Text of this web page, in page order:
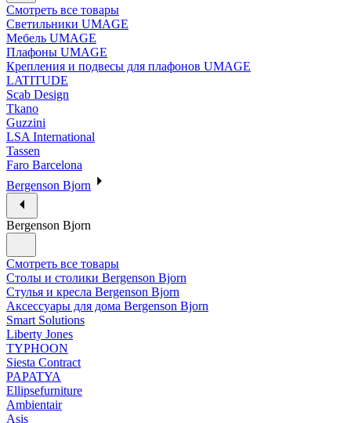
Смотреть все товары
Светильники UMAGE
Мебель UMAGE
Плафоны UMAGE
Крепления и подвесы для плафонов UMAGE
LATITUDE
Scab Design
Tkano
Guzzini
LSA International
Tassen
Faro Barcelona
Bergenson Bjorn
Bergenson Bjorn
Смотреть все товары
Столы и столики Bergenson Bjorn
Стулья и кресла Bergenson Bjorn
Аксессуары для дома Bergenson Bjorn
Smart Solutions
Liberty Jones
TYPHOON
Siesta Contract
PAPATYA
Ellipsefurniture
Ambientair
Asis